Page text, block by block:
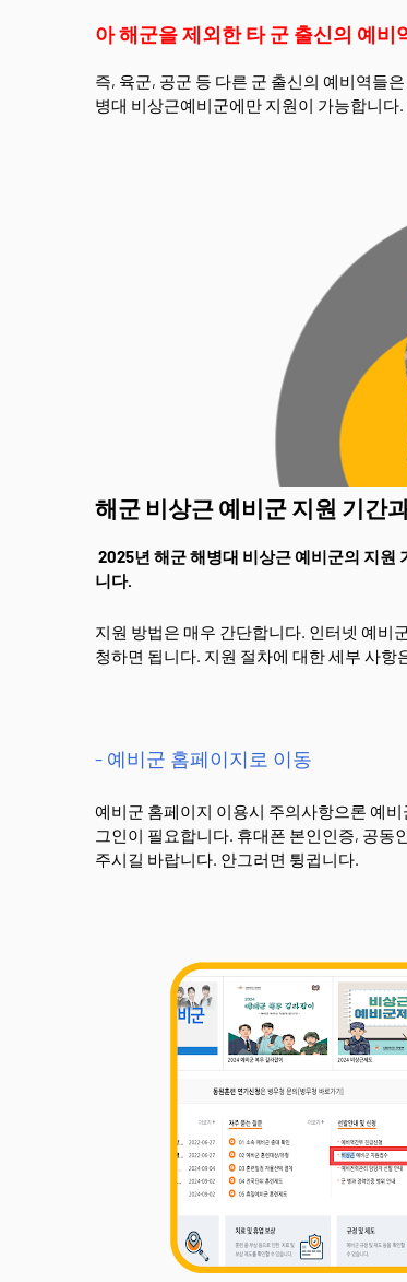
아 해군을 제외한 타 군 출신의 예비
즉, 육군, 공군 등 다른 군 출신의 예비역들
병대 비상근예비군에만 지원이 가능합니
해군 비상근 예비군 지원 기간
2025년 해군 해병대 비상근 예비군의 지원
니다.
지원 방법은 매우 간단합니다. 인터넷 예비
청하면 됩니다. 지원 절차에 대한 세부 사
- 예비군 홈페이지로 이동
예비군 홈페이지 이용시 주의사항으론 예
그인이 필요합니다. 휴대폰 본인인증, 공동
주시길 바랍니다. 안그러면 튕귑니다.